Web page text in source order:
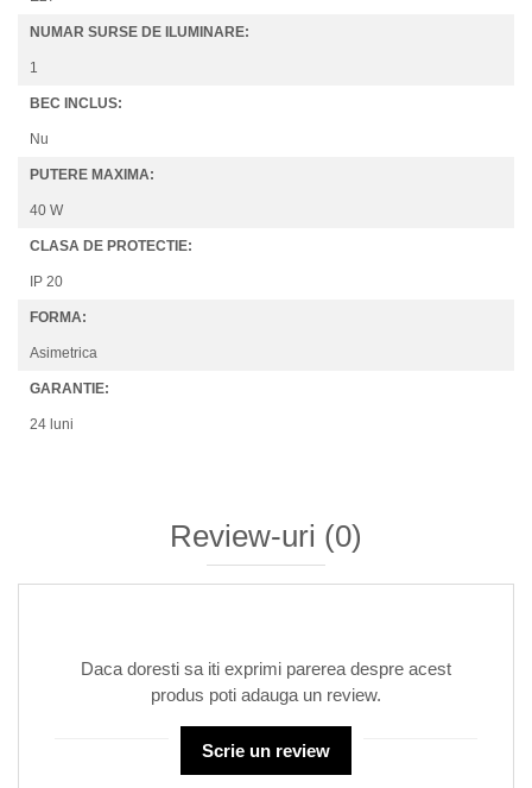
NUMAR SURSE DE ILUMINARE:
1
BEC INCLUS:
Nu
PUTERE MAXIMA:
40 W
CLASA DE PROTECTIE:
IP 20
FORMA:
Asimetrica
GARANTIE:
24 luni
Review-uri (0)
Daca doresti sa iti exprimi parerea despre acest
produs poti adauga un review.
Scrie un review